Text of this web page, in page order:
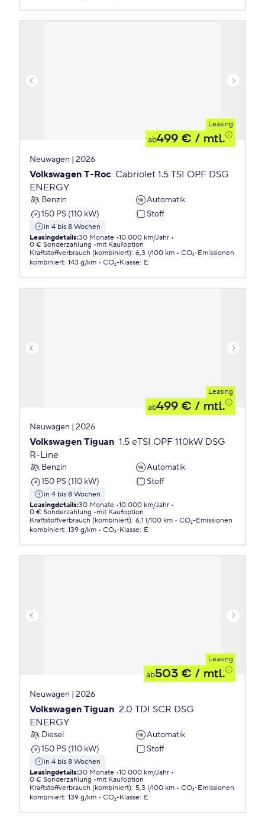
Leasing
ab499 € / mtl.
Neuwagen | 2026
Volkswagen T-Roc Cabriolet 1.5 TSI OPF DSG
ENERGY
Benzin
Automatik
150 PS (110 kW)
Stoff
in 4 bis 8 Wochen
Leasingdetails:30 Monate 10.000 km/Jahr
0 € Sonderzahlung
mit Kaufoption
Kraftstoffverbrauch (kombiniert): 6,3 l/100 km
CO₂-Emissionen
kombiniert: 143 g/km CO₂-Klasse: E
Leasing
ab499 € / mtl.
Neuwagen | 2026
Volkswagen Tiguan 1.5 eTSI OPF 110kW DSG
R-Line
Benzin
Automatik
150 PS (110 kW)
Stoff
in 4 bis 8 Wochen
Leasingdetails:30 Monate 10.000 km/Jahr
0 € Sonderzahlung
mit Kaufoption
Kraftstoffverbrauch (kombiniert): 6,1 l/100 km
CO₂-Emissionen
kombiniert: 139 g/km CO₂-Klasse: E
Leasing
ab503 € / mtl.
Neuwagen | 2026
Volkswagen Tiguan 2.0 TDI SCR DSG
ENERGY
Diesel
Automatik
150 PS (110 kW)
Stoff
in 4 bis 8 Wochen
Leasingdetails:30 Monate 10.000 km/Jahr
0 € Sonderzahlung
mit Kaufoption
Kraftstoffverbrauch (kombiniert): 5,3 l/100 km
CO₂-Emissionen
kombiniert: 139 g/km CO₂-Klasse: E